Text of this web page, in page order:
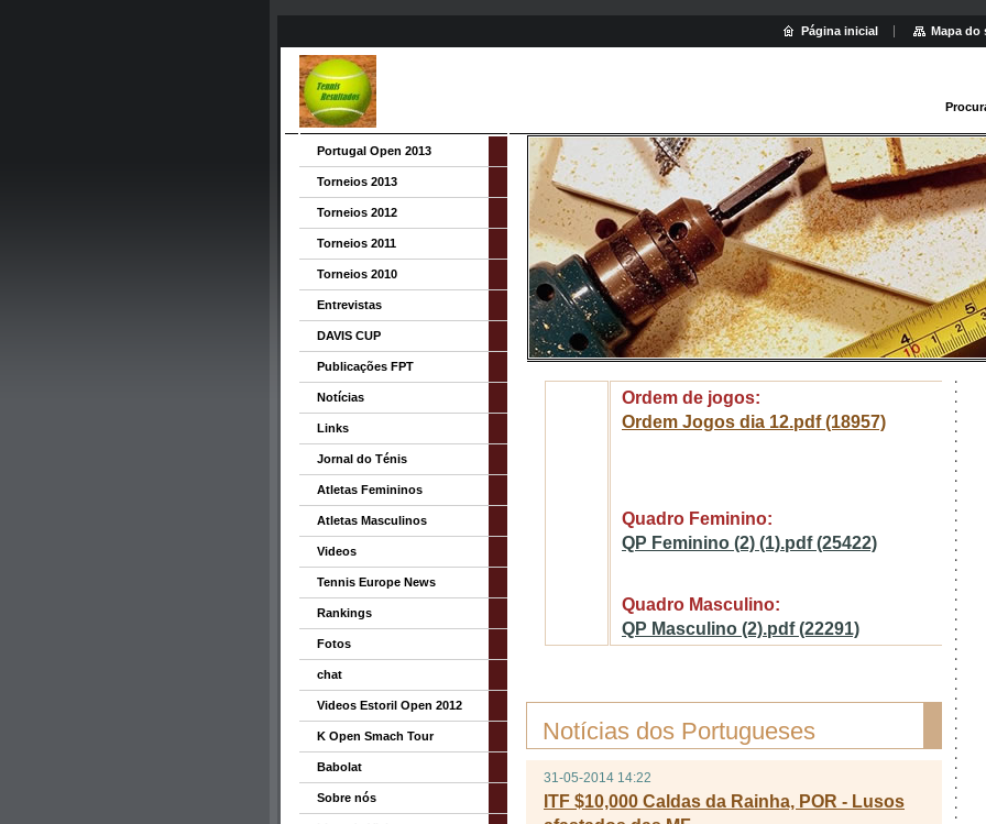
Ordem de jogos:
Ordem Jogos dia 12.pdf (18957)
Quadro Feminino:
QP Feminino (2) (1).pdf (25422)
Quadro Masculino:
QP Masculino (2).pdf (22291)
Notícias dos Portugueses
31-05-2014 14:22
ITF $10,000 Caldas da Rainha, POR - Lusos
Portugal Open 2013
Torneios 2013
Torneios 2012
Torneios 2011
Torneios 2010
Entrevistas
DAVIS CUP
Publicações FPT
Notícias
Links
Jornal do Ténis
Atletas Femininos
Atletas Masculinos
Videos
Tennis Europe News
Rankings
Fotos
chat
Videos Estoril Open 2012
K Open Smach Tour
Babolat
Sobre nós
Página inicial Mapa do